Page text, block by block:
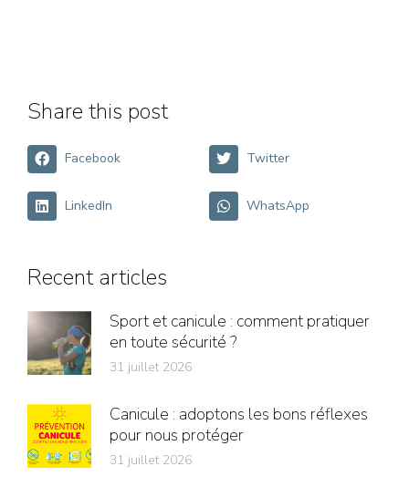
Share this post
Facebook Twitter
LinkedIn WhatsApp
Recent articles
Sport et canicule : comment pratiquer
en toute sécurité ?
31 juillet 2026
Canicule : adoptons les bons réflexes
pour nous protéger
31 juillet 2026